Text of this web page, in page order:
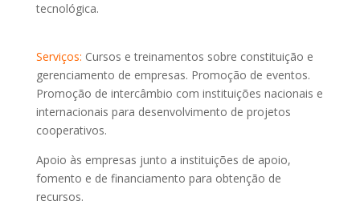
tecnológica.
Serviços: Cursos e treinamentos sobre constituição e
gerenciamento de empresas. Promoção de eventos.
Promoção de intercâmbio com instituições nacionais e
internacionais para desenvolvimento de projetos
cooperativos.
Apoio às empresas junto a instituições de apoio,
fomento e de financiamento para obtenção de
recursos.